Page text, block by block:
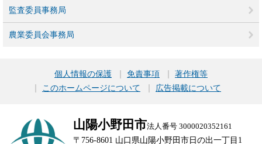
監査委員事務局
農業委員会事務局
個人情報の保護 免責事項
著作権等
このホームページについて
広告掲載について
山陽小野田市法人番号 3000020352161
〒756-8601 山口県山陽小野田市日の出一丁目1